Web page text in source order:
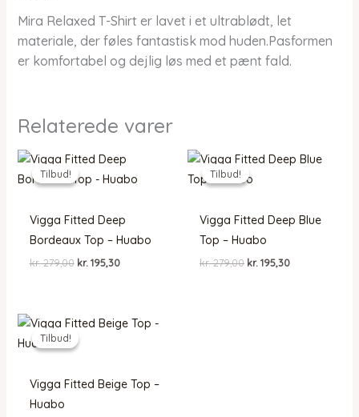
Mira Relaxed T-Shirt er lavet i et ultrablødt, let
materiale, der føles fantastisk mod huden.Pasformen
er komfortabel og dejlig løs med et pænt fald.
Relaterede varer
Tilbud!
Tilbud!
Vigga Fitted Deep
Bordeaux Top – Huabo
kr.279,00 Den
kr. 195,30Den
Tilbud!
Tilbud!
Vigga Fitted Deep Blue
Top – Huabo
kr.279,00 Den
kr. 195,30Den
Tilbud!
Tilbud!
Vigga Fitted Beige Top –
Huabo